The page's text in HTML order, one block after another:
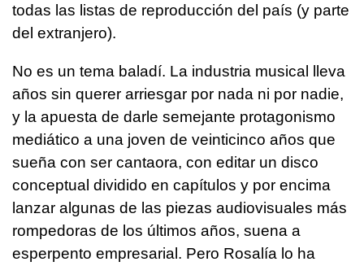
todas las listas de reproducción del país (y parte
del extranjero).
No es un tema baladí. La industria musical lleva
años sin querer arriesgar por nada ni por nadie,
y la apuesta de darle semejante protagonismo
mediático a una joven de veinticinco años que
sueña con ser cantaora, con editar un disco
conceptual dividido en capítulos y por encima
lanzar algunas de las piezas audiovisuales más
rompedoras de los últimos años, suena a
esperpento empresarial. Pero Rosalía lo ha